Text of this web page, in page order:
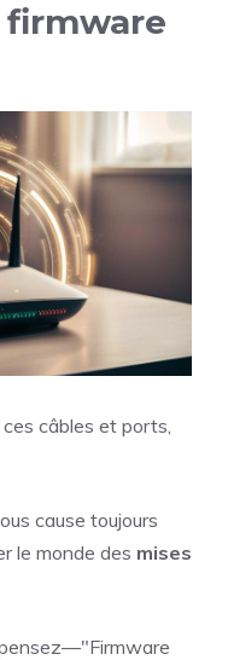
firmware
câbles et ports,
cause toujours
le monde des mises